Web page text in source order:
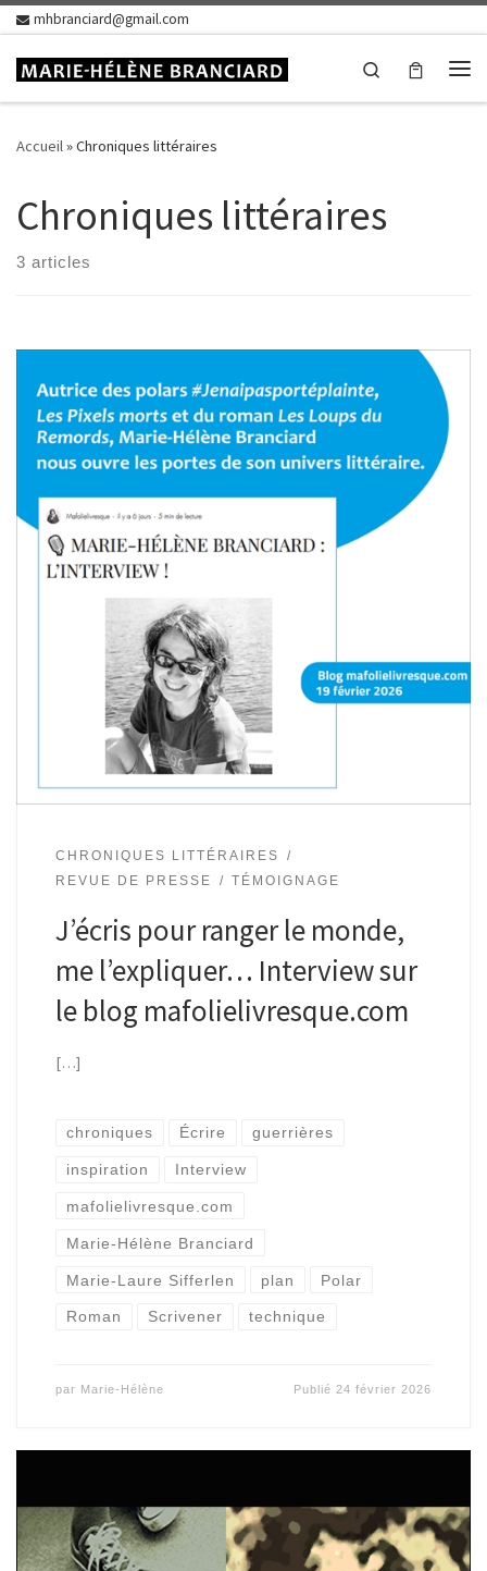
Skip to content
mhbranciard@gmail.com
Search
Accueil»Chroniques littéraires
Chroniques littéraires
3 articles
CHRONIQUES LITTÉRAIRES
REVUE DE PRESSE
TÉMOIGNAGE
J’écris pour ranger le monde,
me l’expliquer… Interview sur
le blog mafolielivresque.com
[…]
chroniques Écrire guerrières
inspiration Interview
mafolielivresque.com
Marie-Hélène Branciard
Marie-Laure Sifferlen plan Polar
Roman Scrivener technique
par Marie-Hélène Publié24 février 2026